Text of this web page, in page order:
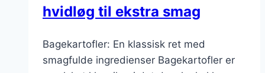
hvidløg til ekstra smag
Bagekartofler: En klassisk ret med
smagfulde ingredienser Bagekartofler er